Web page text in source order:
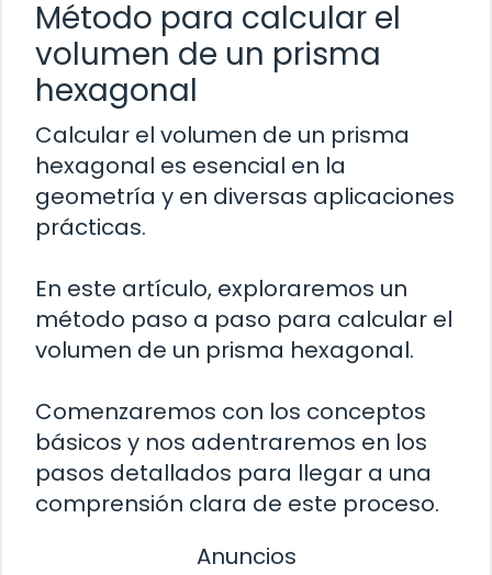
Método para calcular el
volumen de un prisma
hexagonal
Calcular el volumen de un prisma
hexagonal es esencial en la
geometría y en diversas aplicaciones
prácticas.
En este artículo, exploraremos un
método paso a paso para calcular el
volumen de un prisma hexagonal.
Comenzaremos con los conceptos
básicos y nos adentraremos en los
pasos detallados para llegar a una
comprensión clara de este proceso.
Anuncios